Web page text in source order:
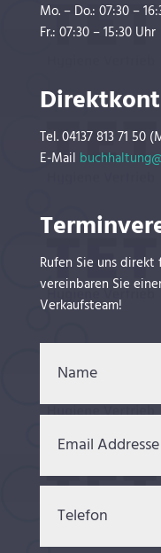
Mo. – Do.: 07:30 –
Fr.: 07:30 – 15:30 Uhr
Tel. 04137 813 71 50
E-Mail
Rufen Sie uns
vereinbaren Sie
Verkaufsteam!